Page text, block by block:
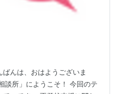
んは、おはようございま
談所」にようこそ！ 今回のテ